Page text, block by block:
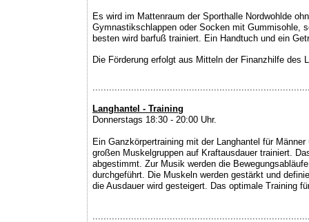
Es wird im Mattenraum der Sporthalle Nordwohlde
Gymnastikschlappen oder Socken mit Gummisohle,
besten wird barfuß trainiert. Ein Handtuch und ein
Die Förderung erfolgt aus Mitteln der Finanzhilfe des
Langhantel - Training
Donnerstags 18:30 - 20:00 Uhr.
Ein Ganzkörpertraining mit der Langhantel für
großen Muskelgruppen auf Kraftausdauer trainiert.
abgestimmt. Zur Musik werden die
durchgeführt. Die Muskeln werden gestärkt und
die Ausdauer wird gesteigert. Das optimale Training